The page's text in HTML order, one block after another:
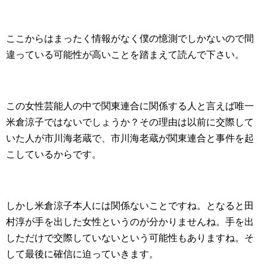
ここからはまったく情報がなく僕の憶測でしかないので間
違っている可能性が高いことを踏まえて読んで下さい。
この女性芸能人の中で関東連合に関係する人と言えば唯一
米倉涼子ではないでしょうか？その理由は以前に交際して
いた人が市川海老蔵で、市川海老蔵が関東連合と事件を起
こしているからです。
しかし米倉涼子本人には関係ないことですね。となると田
村淳が手を出した女性というのが分かりませんね。手を出
しただけで交際していないという可能性もありますね。そ
して最後に確信に迫っていきます。